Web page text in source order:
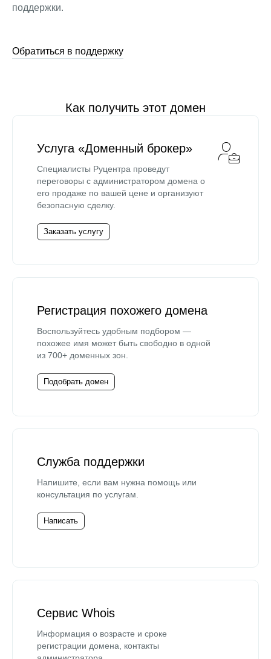
поддержки.
Обратиться в поддержку
Как получить этот домен
Услуга «Доменный брокер»
Специалисты Руцентра проведут
переговоры с администратором домена о
его продаже по вашей цене и организуют
безопасную сделку.
Заказать услугу
Регистрация похожего домена
Воспользуйтесь удобным подбором —
похожее имя может быть свободно в одной
из 700+ доменных зон.
Подобрать домен
Служба поддержки
Напишите, если вам нужна помощь или
консультация по услугам.
Написать
Сервис Whois
Информация о возрасте и сроке
регистрации домена, контакты